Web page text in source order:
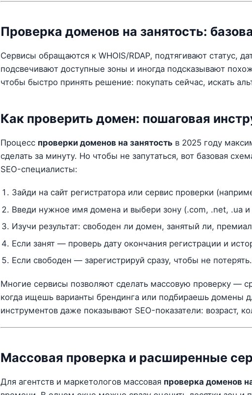
Проверка доменов на занятость:
Сервисы обращаются к WHOIS/RDAP, подтягивают статус,
подсвечивают доступные зоны и иногда подсказывают
чтобы быстро принять решение: покупать сейчас, искать
Как проверить домен: пошаговая
Процесс проверки доменов на занятость в 2025 году
сделать за минуту. Но чтобы не запутаться, вот базовая
SEO-специалисты:
Зайди на сайт регистратора или сервис проверки
Введи нужное имя домена и выбери зону (.com, .net, .ua и
Изучи результат: свободен ли домен, занятый ли,
Если занят — проверь дату окончания регистрации и
Если свободен — зарегистрируй сразу, чтобы не потерять.
Многие сервисы позволяют сделать массовую проверку —
когда ищешь варианты брендинга или подбираешь домены
инструментов даже показывают SEO-показатели: возраст,
Массовая проверка и расширенные
Для агентств и маркетологов массовая проверка доменов